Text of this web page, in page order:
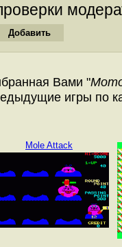
Вами "
игры по
Mole Attack